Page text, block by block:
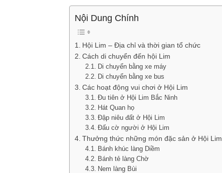
Nội Dung Chính
Hội Lim – Địa chỉ và thời gian tổ chức
Cách di chuyển đến hội Lim
Di chuyển bằng xe máy
Di chuyển bằng xe bus
Các hoạt động vui chơi ở Hội Lim
Đu tiên ở Hội Lim Bắc Ninh
Hát Quan họ
Đập niêu đất ở Hội Lim
Đấu cờ người ở Hội Lim
Thưởng thức những món đặc sản ở Hội Lim
Bánh khúc làng Diềm
Bánh tẻ làng Chờ
Nem làng Bùi